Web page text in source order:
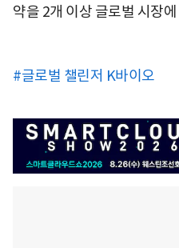
약을 2개 이상 글로벌 시장
#글로벌 챌린저 K바이오